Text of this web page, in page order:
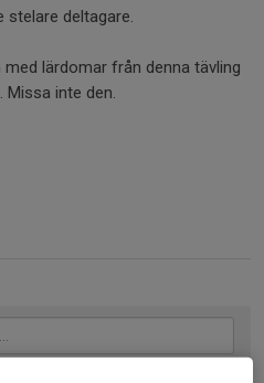
stelare deltagare.
lärdomar från denna tävling
Missa inte den.